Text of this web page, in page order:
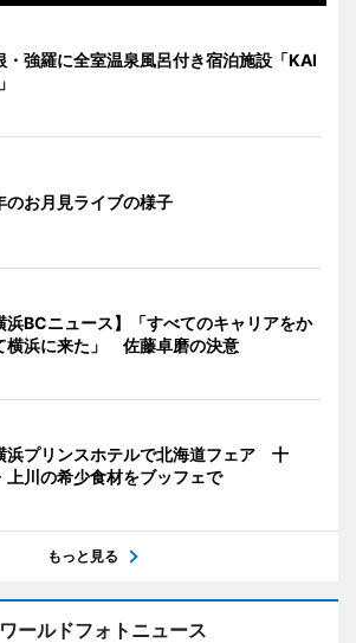
・強羅に全室温泉風呂付き宿泊施設「KAI
のお月見ライブの様子
浜BCニュース】「すべてのキャリアをか
横浜に来た」 佐藤卓磨の決意
浜プリンスホテルで北海道フェア 十
上川の希少食材をブッフェで
もっと見る
ワールドフォトニュース